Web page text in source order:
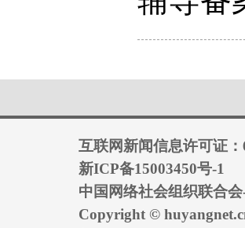
互联网新闻信息许可证：
新ICP备15003450号-1
中国网络社会组织联合
Copyright ©